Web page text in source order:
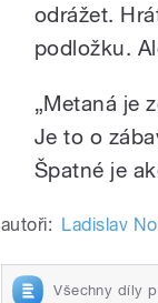
odrážet.
podložku.
„Metaná je
Je to o
Špatné je
autoři: Ladislav
Všechny díly